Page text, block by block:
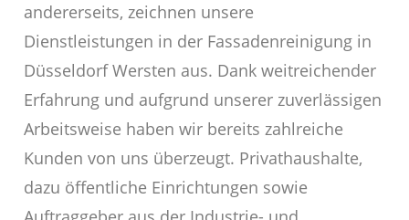
andererseits, zeichnen unsere
Dienstleistungen in der Fassadenreinigung in
Düsseldorf Wersten aus. Dank weitreichender
Erfahrung und aufgrund unserer zuverlässigen
Arbeitsweise haben wir bereits zahlreiche
Kunden von uns überzeugt. Privathaushalte,
dazu öffentliche Einrichtungen sowie